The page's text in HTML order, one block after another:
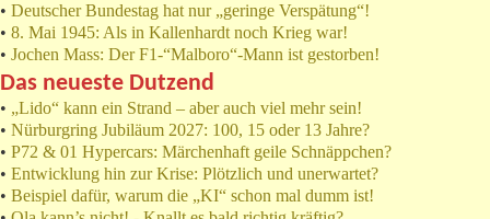
• Deutscher Bundestag hat nur „geringe Verspätung“!
• 8. Mai 1945: Als in Kallenhardt noch Krieg war!
• Jochen Mass: Der F1-“Malboro“-Mann ist gestorben!
Das neueste Dutzend
• „Lido“ kann ein Strand – aber auch viel mehr sein!
• Nürburgring Jubiläum 2027: 100, 15 oder 13 Jahre?
• P72 & 01 Hypercars: Märchenhaft geile Schnäppchen?
• Entwicklung hin zur Krise: Plötzlich und unerwartet?
• Beispiel dafür, warum die „KI“ schon mal dumm ist!